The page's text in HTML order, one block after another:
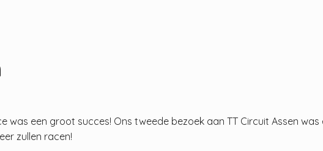
was een groot succes! Ons tweede bezoek aan TT Circuit Assen
zullen racen!